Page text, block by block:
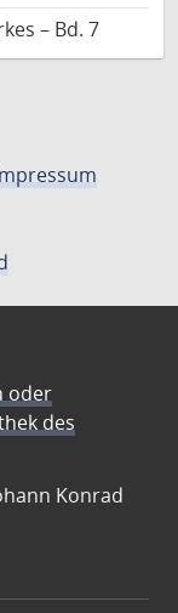
– Bd. 7
oder
des
Konrad